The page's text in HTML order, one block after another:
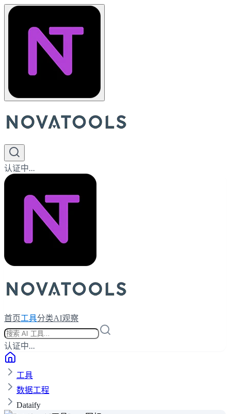
认证中...
首页工具分类AI观察
认证中...
工具
数据工程
Dataify